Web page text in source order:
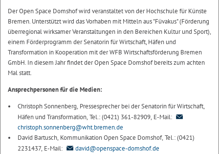
Der Open Space Domshof wird veranstaltet von der Hochschule für Künste
Bremen. Unterstützt wird das Vorhaben mit Mitteln aus "Füvakus" (Förderung
überregional wirksamer Veranstaltungen in den Bereichen Kultur und Sport),
einem Förderprogramm der Senatorin für Wirtschaft, Häfen und
Transformation in Kooperation mit der WFB Wirtschaftsförderung Bremen
GmbH. In diesem Jahr findet der Open Space Domshof bereits zum achten
Mal statt.
Ansprechpersonen für die Medien:
Christoph Sonnenberg, Pressesprecher bei der Senatorin für Wirtschaft,
Häfen und Transformation, Tel.: (0421) 361-82909, E-Mail:
christoph.sonnenberg@wht.bremen.de
David Bartusch, Kommunikation Open Space Domshof, Tel.: (0421)
2231437, E-Mail:
david@openspace-domshof.de